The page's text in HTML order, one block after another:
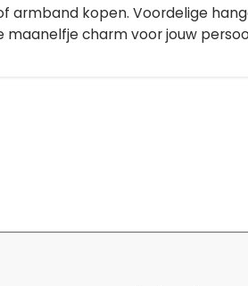
armband kopen. Voordelige
charm voor jouw